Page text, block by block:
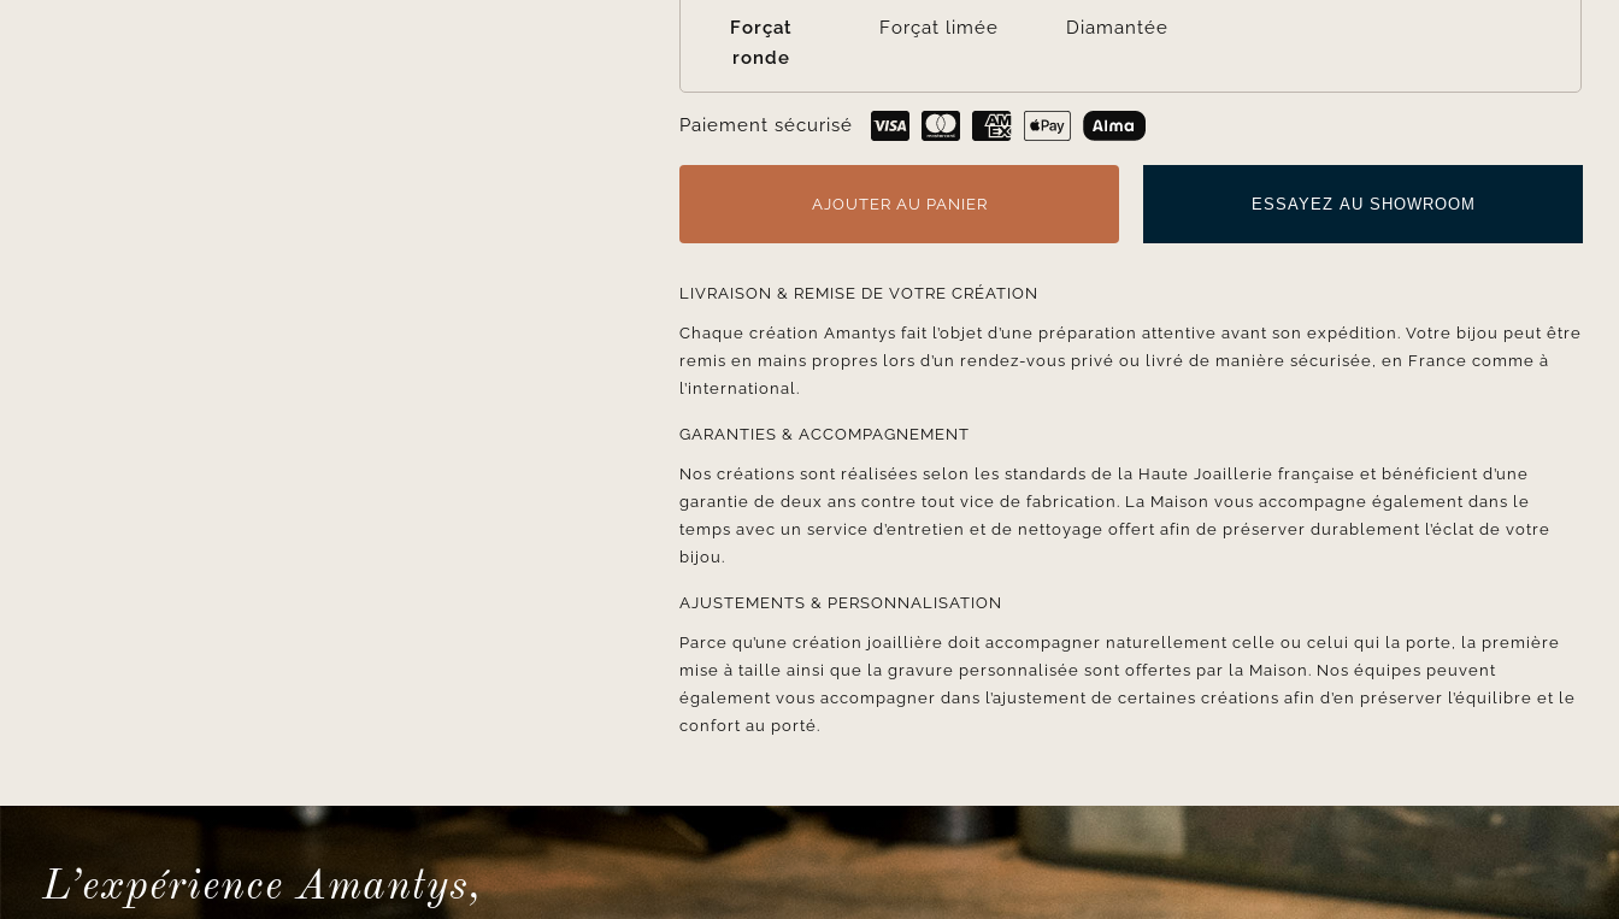
Forçat
ronde
Forçat limée Diamantée
Paiement sécurisé
AJOUTER AU PANIER ESSAYEZ AU SHOWROOM
LIVRAISON & REMISE DE VOTRE CRÉATION
Chaque création Amantys fait l’objet d’une préparation attentive avant son expédition. Votre bijou peut être
remis en mains propres lors d’un rendez-vous privé ou livré de manière sécurisée, en France comme à
l’international.
GARANTIES & ACCOMPAGNEMENT
Nos créations sont réalisées selon les standards de la Haute Joaillerie française et bénéficient d’une
garantie de deux ans contre tout vice de fabrication. La Maison vous accompagne également dans le
temps avec un service d’entretien et de nettoyage offert afin de préserver durablement l’éclat de votre
bijou.
AJUSTEMENTS & PERSONNALISATION
Parce qu’une création joaillière doit accompagner naturellement celle ou celui qui la porte, la première
mise à taille ainsi que la gravure personnalisée sont offertes par la Maison. Nos équipes peuvent
également vous accompagner dans l’ajustement de certaines créations afin d’en préserver l’équilibre et le
confort au porté.
L’expérience Amantys,